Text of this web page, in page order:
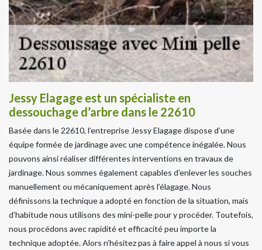
Jessy Elagage est un spécialiste en
dessouchage d’arbre dans le 22610
Basée dans le 22610, l’entreprise Jessy Elagage dispose d’une
équipe formée de jardinage avec une compétence inégalée. Nous
pouvons ainsi réaliser différentes interventions en travaux de
jardinage. Nous sommes également capables d’enlever les souches
manuellement ou mécaniquement après l’élagage. Nous
définissons la technique a adopté en fonction de la situation, mais
d’habitude nous utilisons des mini-pelle pour y procéder. Toutefois,
nous procédons avec rapidité et efficacité peu importe la
technique adoptée. Alors n’hésitez pas à faire appel à nous si vous